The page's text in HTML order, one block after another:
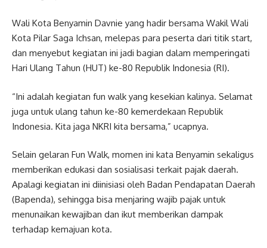
Wali Kota Benyamin Davnie yang hadir bersama Wakil Wali
Kota Pilar Saga Ichsan, melepas para peserta dari titik start,
dan menyebut kegiatan ini jadi bagian dalam memperingati
Hari Ulang Tahun (HUT) ke-80 Republik Indonesia (RI).
“Ini adalah kegiatan fun walk yang kesekian kalinya. Selamat
juga untuk ulang tahun ke-80 kemerdekaan Republik
Indonesia. Kita jaga NKRI kita bersama,” ucapnya.
Selain gelaran Fun Walk, momen ini kata Benyamin sekaligus
memberikan edukasi dan sosialisasi terkait pajak daerah.
Apalagi kegiatan ini diinisiasi oleh Badan Pendapatan Daerah
(Bapenda), sehingga bisa menjaring wajib pajak untuk
menunaikan kewajiban dan ikut memberikan dampak
terhadap kemajuan kota.